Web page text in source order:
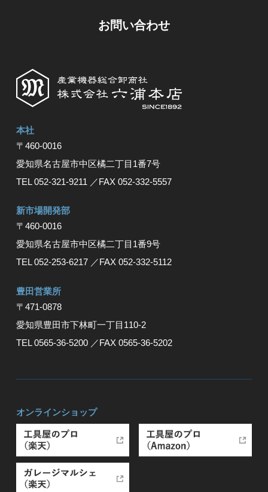
お問い合わせ
本社
〒460-0016
愛知県名古屋市中区橘⼆丁⽬1番7号
TEL 052-321-9211 ／FAX 052-332-5557
新市場開発部
〒460-0016
愛知県名古屋市中区橘二丁目1番9号
TEL 052-253-6217 ／FAX 052-332-5112
豊⽥営業所
〒471-0878
愛知県豊⽥市下林町⼀丁⽬110-2
TEL 0565-36-5200 ／FAX 0565-36-5202
オンラインショップ